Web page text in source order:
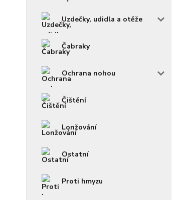
Uzdečky, udidla a otěže
Čabraky
Ochrana nohou
Čištění
Lonžování
Ostatní
Proti hmyzu